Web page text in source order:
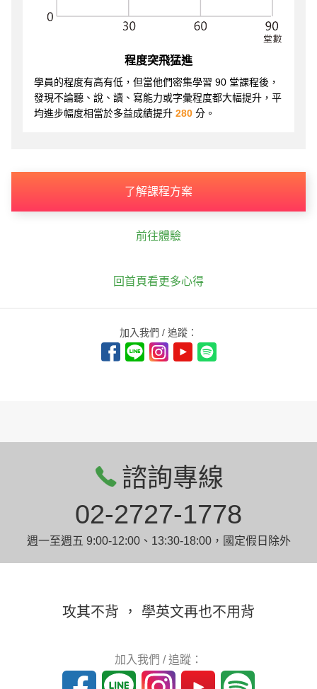
程度突飛猛進
學員的程度有高有低，但當他們密集學習 90 堂課程後，
發現不論聽、說、讀、寫能力或字彙程度都大幅提升，平
均進步幅度相當於多益成績提升 280 分。
了解課程方案
前往體驗
回首頁看更多心得
加入我們 / 追蹤：
諮詢專線
02-2727-1778
週一至週五 9:00-12:00、13:30-18:00，國定假日除外
攻其不背 ， 學英文再也不用背
加入我們 / 追蹤：